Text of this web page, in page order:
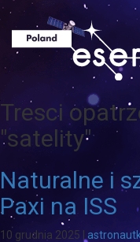
Tresci
"satelity"
Naturalne i
Paxi na ISS
10 grudnia 2025 |